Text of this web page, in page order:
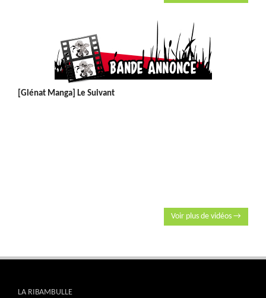
[Glénat Manga] Le Suivant
Voir plus de vidéos →
LA RIBAMBULLE